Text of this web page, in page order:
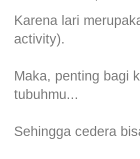
Karena lari
activity).
Maka, penting bagi
tubuhmu...
Sehingga cedera